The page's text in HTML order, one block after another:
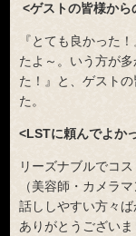
<ゲストの皆様か
『とても良かった
たよ～。いう方が
た！』と、ゲスト
た。
<LSTに頼んでよか
リーズナブルでコ
（美容師・カメラ
話ししやすい方々
ありがとうございま